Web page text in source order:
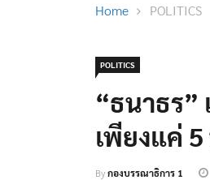
Home POLITICS
POLITICS
“ธนาธร”
เพียงแค่
Byกองบรรณาธิการ 1